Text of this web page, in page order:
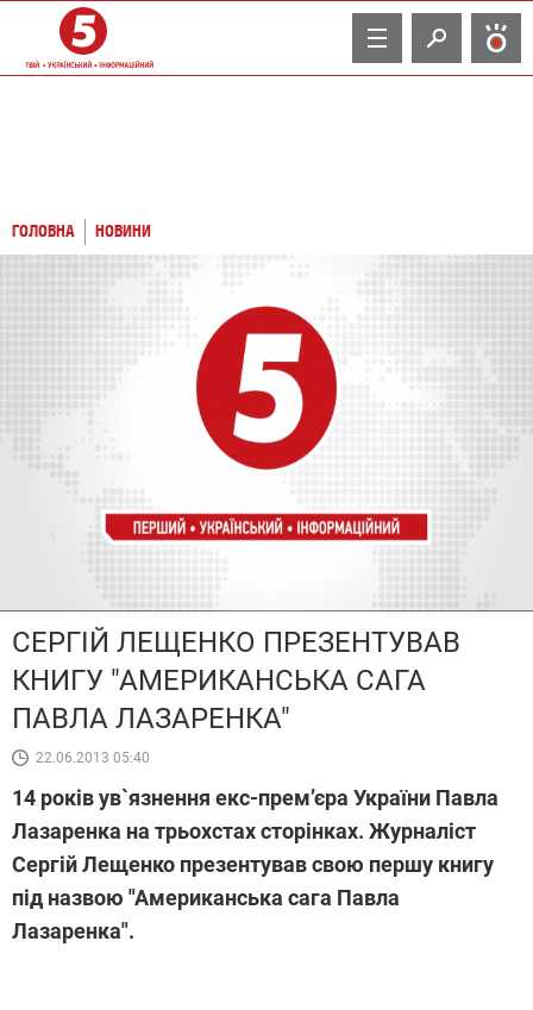
TV
ГОЛОВНА НОВИНИ
СЕРГІЙ ЛЕЩЕНКО ПРЕЗЕНТУВАВ
КНИГУ "АМЕРИКАНСЬКА САГА
ПАВЛА ЛАЗАРЕНКА"
22.06.2013 05:40
14 років ув`язнення екс-прем’єра України Павла
Лазаренка на трьохстах сторінках. Журналіст
Сергій Лещенко презентував свою першу книгу
під назвою "Американська сага Павла
Лазаренка".